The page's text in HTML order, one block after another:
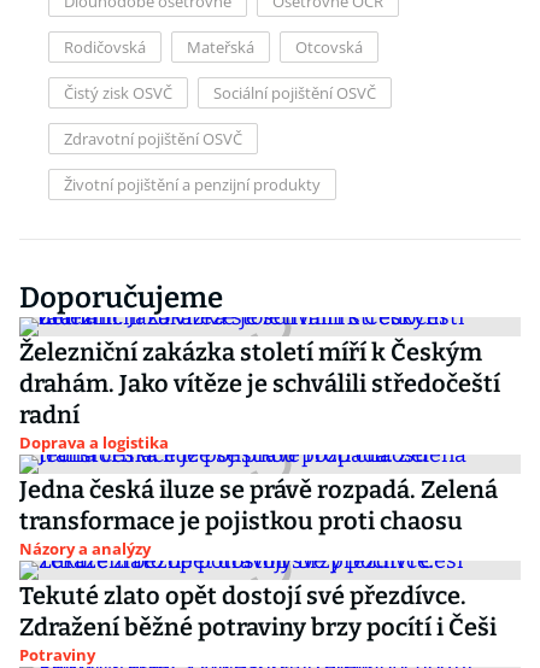
Rodičovská Mateřská Otcovská
Čistý zisk OSVČ Sociální pojištění OSVČ
Zdravotní pojištění OSVČ
Životní pojištění a penzijní produkty
Doporučujeme
Železniční zakázka století míří k Českým
drahám. Jako vítěze je schválili středočeští
radní
Doprava a logistika
Jedna česká iluze se právě rozpadá. Zelená
transformace je pojistkou proti chaosu
Názory a analýzy
Tekuté zlato opět dostojí své přezdívce.
Zdražení běžné potraviny brzy pocítí i Češi
Potraviny